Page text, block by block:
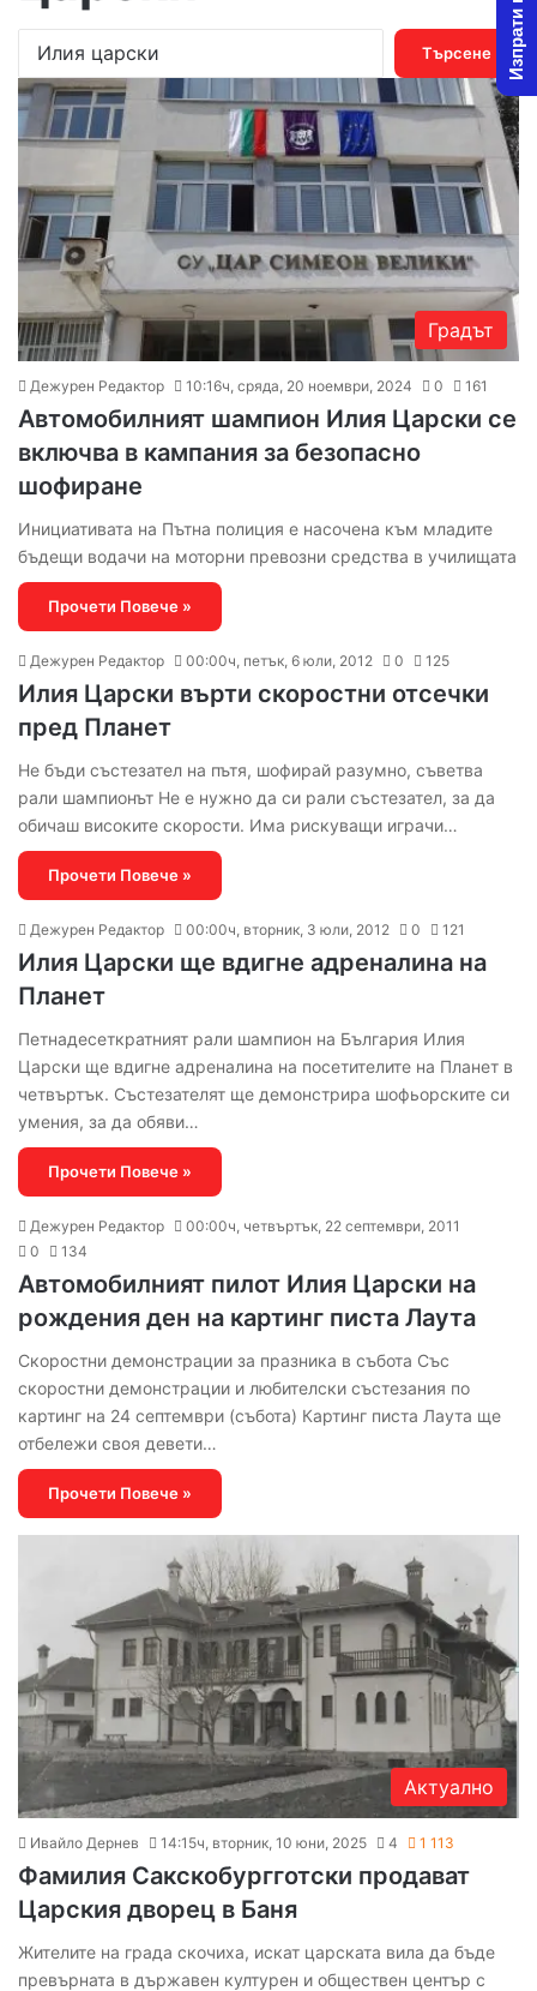
Т
ъ
р
с
н
е
а
:
Градът
Дежурен Редактор 10:16ч, сряда, 20 ноември, 2024 0 161
Автомобилният шампион Илия Царски се
включва в кампания за безопасно
шофиране
Инициативата на Пътна полиция е насочена към младите
бъдещи водачи на моторни превозни средства в училищата
Прочети Повече »
Дежурен Редактор 00:00ч, петък, 6 юли, 2012 0 125
Илия Царски върти скоростни отсечки
пред Планет
Не бъди състезател на пътя, шофирай разумно, съветва
рали шампионът Не е нужно да си рали състезател, за да
обичаш високите скорости. Има рискуващи играчи…
Прочети Повече »
Дежурен Редактор 00:00ч, вторник, 3 юли, 2012 0 121
Илия Царски ще вдигне адреналина на
Планет
Петнадесеткратният рали шампион на България Илия
Царски ще вдигне адреналина на посетителите на Планет в
четвъртък. Състезателят ще демонстрира шофьорските си
умения, за да обяви…
Прочети Повече »
Дежурен Редактор
00:00ч, четвъртък, 22 септември, 2011
0
134
Автомобилният пилот Илия Царски на
рождения ден на картинг писта Лаута
Скоростни демонстрации за празника в събота Със
скоростни демонстрации и любителски състезания по
картинг на 24 септември (събота) Картинг писта Лаута ще
отбележи своя девети…
Прочети Повече »
Актуално
Ивайло Дернев 14:15ч, вторник, 10 юни, 2025 4 1 113
Фамилия Сакскобургготски продават
Царския дворец в Баня
Жителите на града скочиха, искат царската вила да бъде
превърната в държавен културен и обществен център с